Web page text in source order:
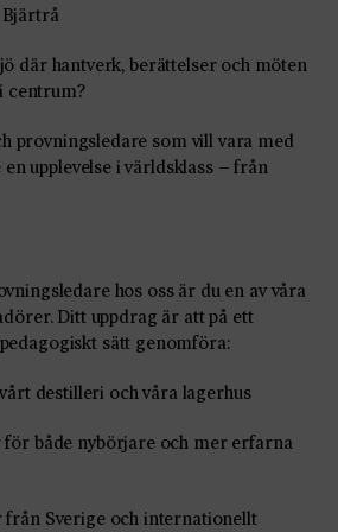
Bjärtrå
där hantverk, berättelser och möten
centrum?
provningsledare som vill vara med
upplevelse i världsklass – från
hos oss är du en av våra
Ditt uppdrag är att på ett
sätt genomföra:
destilleri och våra lagerhus
både nybörjare och mer erfarna
från Sverige och internationellt